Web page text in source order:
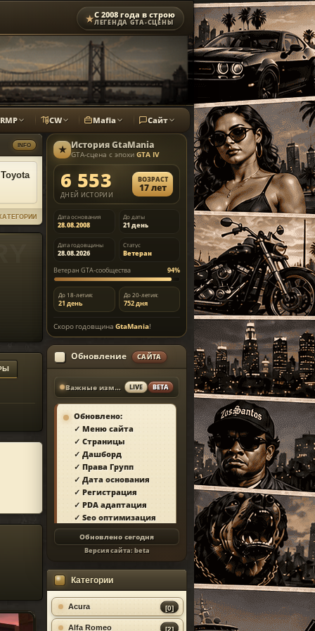
★С 2008 года в строю
ЛЕГЕНДА GTA-СЦЕНЫ
CW Mafia Сайт
INFO ★ ИсторияGtaMania
GTA-сцена с эпохи GTA IV
6 553
ДНЕЙ ИСТОРИИ
ВОЗРАСТ
17 лет
Дата основания
28.08.2008
До даты
21 день
Дата годовщины
28.08.2026
Статус
Ветеран
Ветеран GTA-сообщества
94%
До 18-летия:
21 день
До 20-летия:
752 дня
Скоро годовщинаGtaMania!
Обновление САЙТА
Важные изменения LIVE BETA
Обновлено:
✓ Меню сайта
✓ Страницы
✓ Дашборд
✓ Права Групп
✓ Дата основания
✓ Регистрация
✓ PDA адаптация
✓ Seo оптимизация
✓ Загрузка страниц
✓ Моды
✓ Главная
✓ Репутация
✓ Золотой коммент
✓ Футер
✓ Форум
Обновлено сегодня
Версия сайта:beta
Категории
Acura [0]
Alfa Romeo [2]